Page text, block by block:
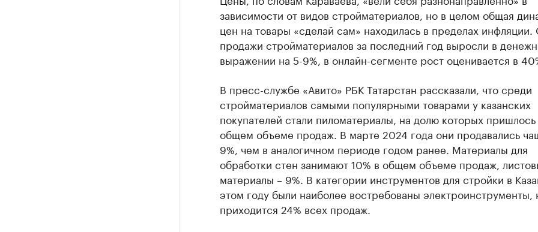
зависимости от видов стройматериалов, но в целом общая
цен на товары «сделай сам» находилась в пределах
продажи стройматериалов за последний год выросли в
выражении на 5-9%, в онлайн-сегменте рост оценивается в
В пресс-службе «Авито» РБК Татарстан рассказали, что среди
стройматериалов самыми популярными товарами у казанских
покупателей стали пиломатериалы, на долю которых пришлось
общем объеме продаж. В марте 2024 года они продавались
9%, чем в аналогичном периоде годом ранее. Материалы для
обработки стен занимают 10% в общем объеме продаж,
материалы – 9%. В категории инструментов для стройки в
этом году были наиболее востребованы электроинструменты,
приходится 24% всех продаж.